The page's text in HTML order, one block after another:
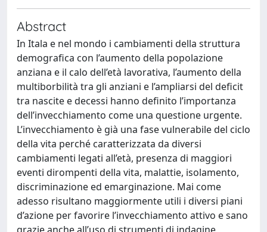
Abstract
In Itala e nel mondo i cambiamenti della struttura
demografica con l’aumento della popolazione
anziana e il calo dell’età lavorativa, l’aumento della
multiborbilità tra gli anziani e l’ampliarsi del deficit
tra nascite e decessi hanno definito l’importanza
dell’invecchiamento come una questione urgente.
L’invecchiamento è già una fase vulnerabile del ciclo
della vita perché caratterizzata da diversi
cambiamenti legati all’età, presenza di maggiori
eventi dirompenti della vita, malattie, isolamento,
discriminazione ed emarginazione. Mai come
adesso risultano maggiormente utili i diversi piani
d’azione per favorire l’invecchiamento attivo e sano